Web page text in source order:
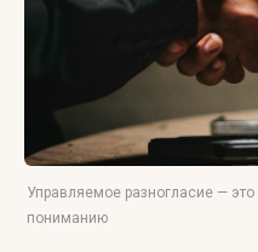
Управляемое разногласие —
пониманию